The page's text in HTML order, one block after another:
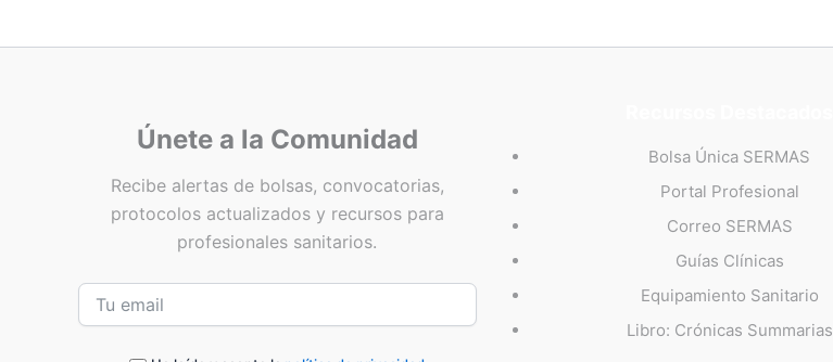
Únete a la Comunidad
Recibe alertas de bolsas, convocatorias,
protocolos actualizados y recursos para
profesionales sanitarios.
Bolsa Única SERMAS
Portal Profesional
Correo SERMAS
Guías Clínicas
Equipamiento Sanitario
Libro: Crónicas Summarias